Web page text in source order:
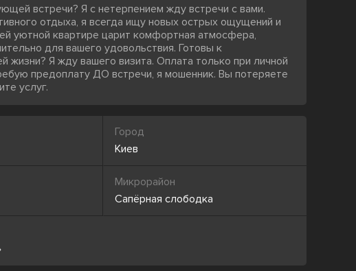
встречи? Я с нетерпением жду встречи с вами.
отдыха, я всегда ищу новых острых ощущений и
уютной квартире царит комфортная атмосфера,
для вашего удовольствия. Готовы к
жизни? Я жду вашего визита. Оплата только при личной
предоплату ДО встречи, я мошенник. Вы потеряете
услуг.
Город
Киев
Микрорайон
Сапёрная слободка